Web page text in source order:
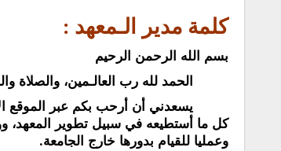
كلمة مدير الـمعهد :
بسم الله الرحمن الرحيم
الحمد لله رب العالـمين، والصلاة
يسعدني أن أرحب بكم عبر الموقع
كل ما أستطيعه في سبيل تطوير المعهد،
وعمليا للقيام بدورها خارج الجامعة.